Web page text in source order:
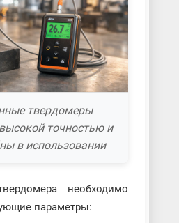
твердомеры
точностью и
в использовании
необходимо
параметры: